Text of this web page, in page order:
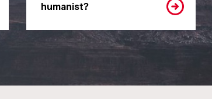
humanist?